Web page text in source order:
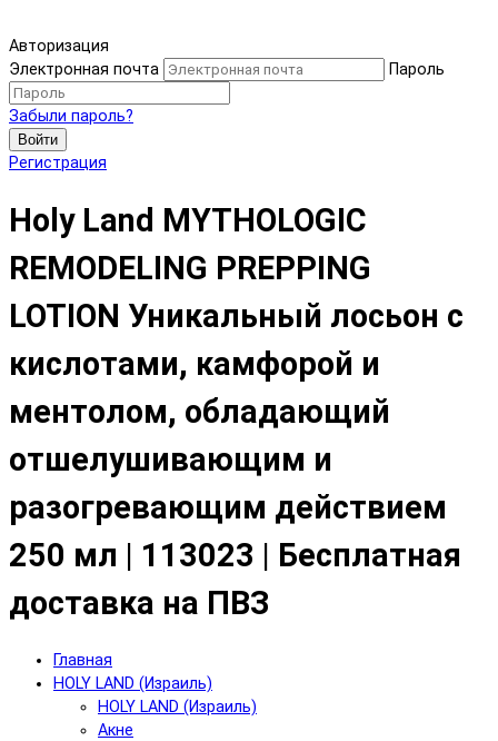
Авторизация
Электронная почта
Пароль
Забыли пароль?
Войти
Регистрация
Holy Land MYTHOLOGIC
REMODELING PREPPING
LOTION Уникальный лосьон с
кислотами, камфорой и
ментолом, обладающий
отшелушивающим и
разогревающим действием
250 мл | 113023 | Бесплатная
доставка на ПВЗ
Главная
HOLY LAND (Израиль)
HOLY LAND (Израиль)
Акне